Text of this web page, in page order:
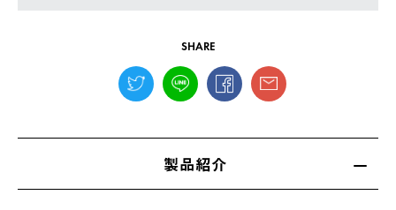
SHARE
製品紹介